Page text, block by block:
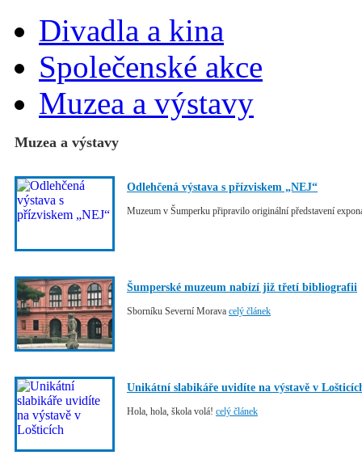
Divadla a kina
Společenské akce
Muzea a výstavy
Muzea a výstavy
Odlehčená výstava s přízviskem „NEJ“
Muzeum v Šumperku připravilo originální představení
Šumperské muzeum nabízí již třetí bibliografii
Sborníku Severní Morava celý článek
Unikátní slabikáře uvidíte na výstavě v
Hola, hola, škola volá! celý článek